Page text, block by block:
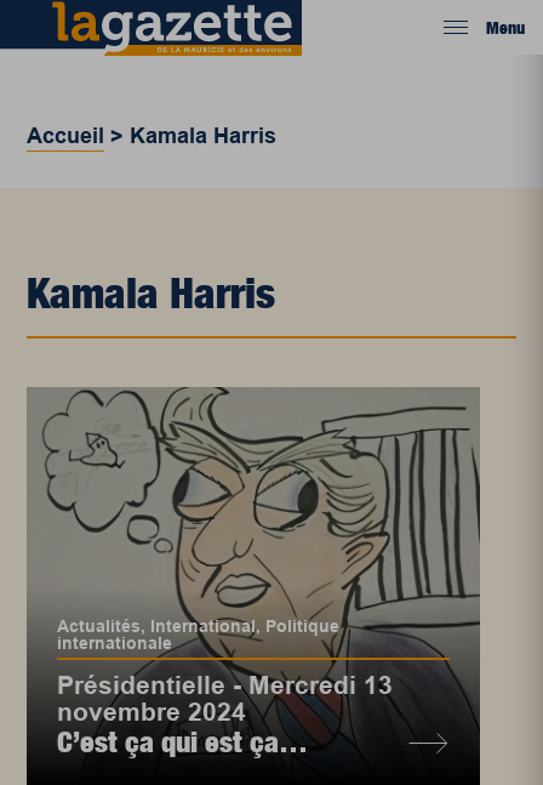
Menu
Accueil > Kamala Harris
Kamala Harris
Actualités, International, Politique
internationale
Présidentielle - Mercredi 13
novembre 2024
C’est ça qui est ça…